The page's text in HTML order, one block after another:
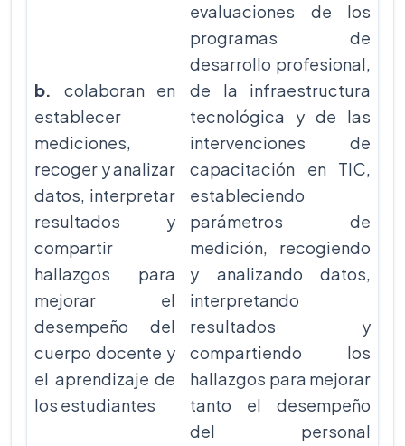
b. colaboran en
establecer
mediciones,
recoger y analizar
datos, interpretar
resultados y
compartir
hallazgos para
mejorar el
desempeño del
cuerpo docente y
el aprendizaje de
los estudiantes
evaluaciones de los
programas de
desarrollo profesional,
de la infraestructura
tecnológica y de las
intervenciones de
capacitación en TIC,
estableciendo
parámetros de
medición, recogiendo
y analizando datos,
interpretando
resultados y
compartiendo los
hallazgos para mejorar
tanto el desempeño
del personal